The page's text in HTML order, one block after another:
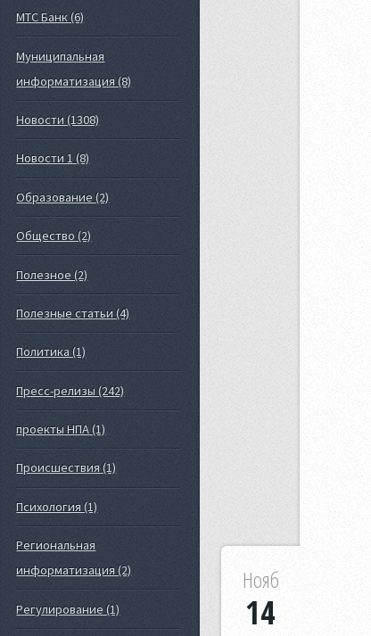
МТС Банк (6)
Муниципальная
информатизация (8)
Новости (1308)
Новости 1 (8)
Образование (2)
Общество (2)
Полезное (2)
Полезные статьи (4)
Политика (1)
Пресс-релизы (242)
проекты НПА (1)
Происшествия (1)
Психология (1)
Региональная
информатизация (2)
Регулирование (1)
Нояб
14